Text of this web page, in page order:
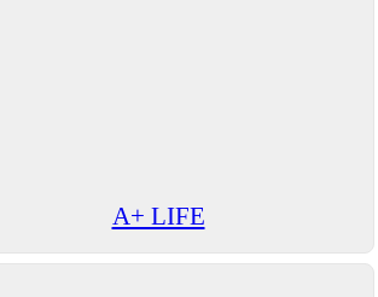
A+ LIFE